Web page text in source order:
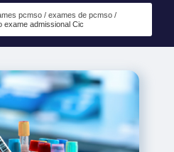
pcmso
exames de pcmso
exame admissional Cic